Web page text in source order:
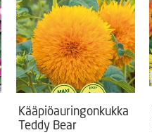
Kääpiöauringonkukka
Teddy Bear